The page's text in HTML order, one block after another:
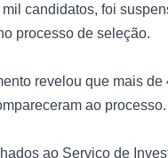
candidatos, foi
processo de seleção.
revelou que mais de
ao processo.
ao Serviço de